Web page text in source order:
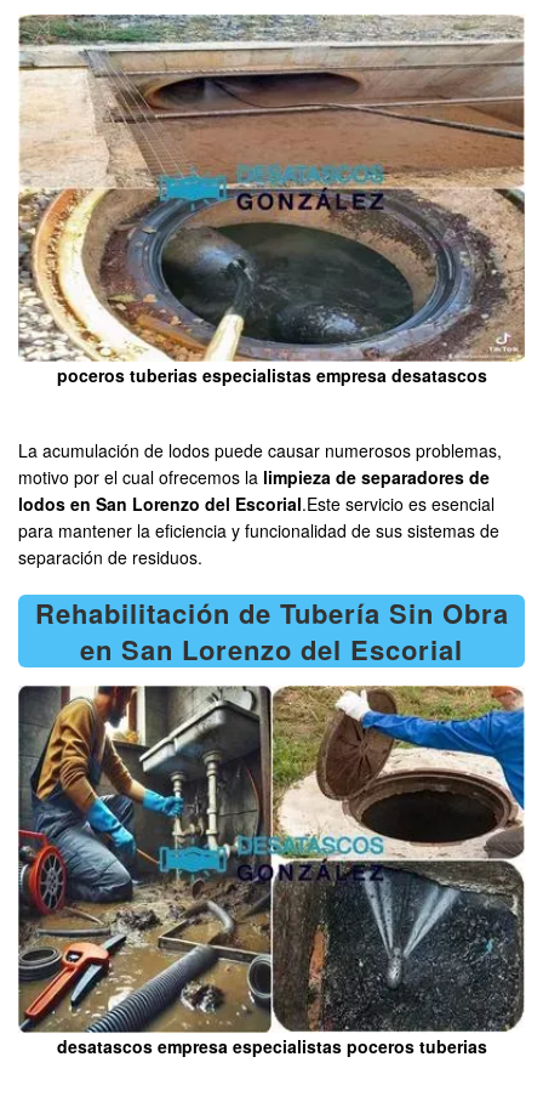
poceros tuberias especialistas empresa desatascos
La acumulación de lodos puede causar numerosos problemas,
motivo por el cual ofrecemos la limpieza de separadores de
lodos en San Lorenzo del Escorial.Este servicio es esencial
para mantener la eficiencia y funcionalidad de sus sistemas de
separación de residuos.
Rehabilitación de Tubería Sin Obra
en San Lorenzo del Escorial
desatascos empresa especialistas poceros tuberias